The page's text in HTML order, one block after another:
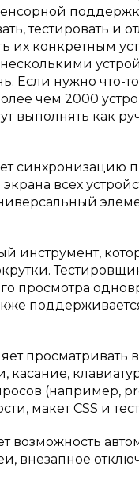
тестировать и
их конкретным
Если нужно что-
чем 2000
как
синхронизацию
всех
просмотра
просматривать
касание,
(например,
макет CSS и
внезапное